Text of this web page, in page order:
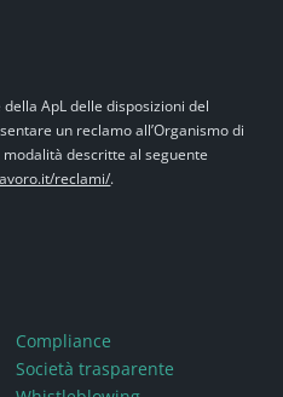
ApL delle disposizioni del
un reclamo all’Organismo di
descritte al seguente
reclami/.
Compliance
Società trasparente